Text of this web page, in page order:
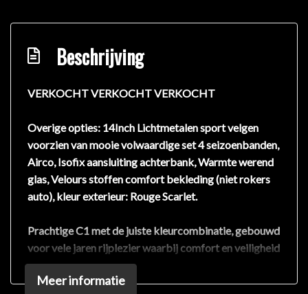
Beschrijving
VERKOCHT VERKOCHT VERKOCHT
Overige opties: 14Inch Lichtmetalen sport velgen
voorzien van mooie volwaardige set 4 seizoenbanden,
Airco, Isofix aansluiting achterbank, Warmte werend
glas, Velours stoffen comfort bekleding (niet rokers
auto), kleur exterieur: Rouge Scarlet.
Prachtige C1 met de juiste kleurcombinatie, gebouwd
voor vele jaren rijplezier waarbij comfort en veiligheid
op de eerste plaats staan. Het is een nette
onderhouden auto uit 2008, er staat slechts 125.264
Meer informatie